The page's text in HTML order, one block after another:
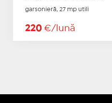
garsonieră, 27 mp utili
220 €/lună